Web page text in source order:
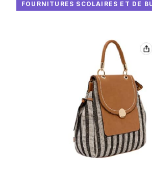
FOURNITURES SCOLAIRES ET DE